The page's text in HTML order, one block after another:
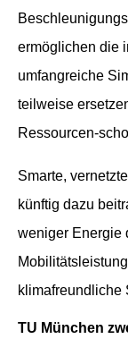
ermöglichen die
umfangreiche
teilweise
Ressourcen-
Smarte,
künftig dazu
weniger Energie
klimafreundliche
TU München